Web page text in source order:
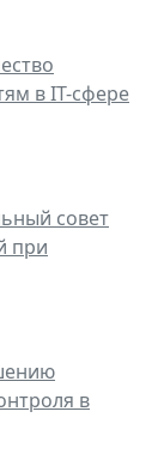
в IT-сфере
совет
при
в